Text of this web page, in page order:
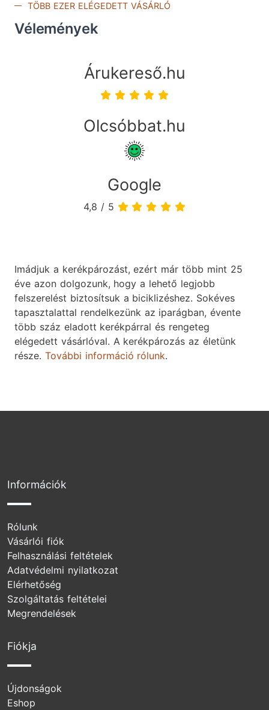
TÖBB EZER ELÉGEDETT VÁSÁRLÓ
Vélemények
Árukereső.hu
Olcsóbbat.hu
Google
4,8 / 5
Imádjuk a kerékpározást, ezért már több mint 25
éve azon dolgozunk, hogy a lehető legjobb
felszerelést biztosítsuk a biciklizéshez. Sokéves
tapasztalattal rendelkezünk az iparágban, évente
több száz eladott kerékpárral és rengeteg
elégedett vásárlóval. A kerékpározás az életünk
része. További információ rólunk.
Információk
Rólunk
Vásárlói fiók
Felhasználási feltételek
Adatvédelmi nyilatkozat
Elérhetőség
Szolgáltatás feltételei
Megrendelések
Fiókja
Újdonságok
Eshop